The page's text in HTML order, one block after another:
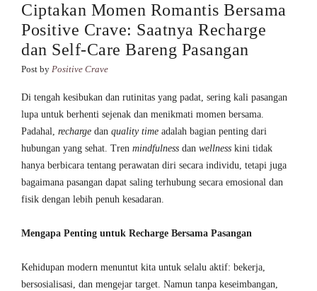
Ciptakan Momen Romantis Bersama
Positive Crave: Saatnya Recharge
dan Self-Care Bareng Pasangan
Post by Positive Crave
Di tengah kesibukan dan rutinitas yang padat, sering kali pasangan
lupa untuk berhenti sejenak dan menikmati momen bersama.
Padahal, recharge dan quality time adalah bagian penting dari
hubungan yang sehat. Tren mindfulness dan wellness kini tidak
hanya berbicara tentang perawatan diri secara individu, tetapi juga
bagaimana pasangan dapat saling terhubung secara emosional dan
fisik dengan lebih penuh kesadaran.
Mengapa Penting untuk Recharge Bersama Pasangan
Kehidupan modern menuntut kita untuk selalu aktif: bekerja,
bersosialisasi, dan mengejar target. Namun tanpa keseimbangan,